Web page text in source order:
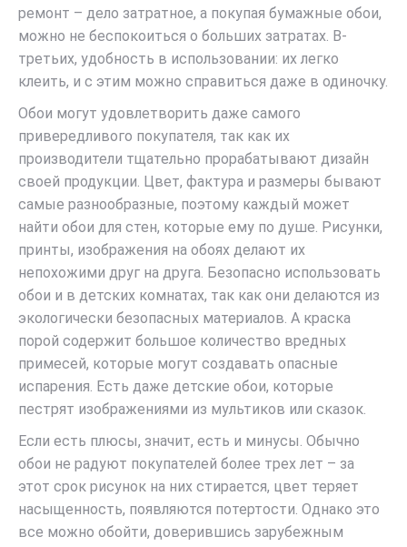
ремонт – дело затратное, а покупая бумажные обои,
можно не беспокоиться о больших затратах. В-
третьих, удобность в использовании: их легко
клеить, и с этим можно справиться даже в одиночку.
Обои могут удовлетворить даже самого
привередливого покупателя, так как их
производители тщательно прорабатывают дизайн
своей продукции. Цвет, фактура и размеры бывают
самые разнообразные, поэтому каждый может
найти обои для стен, которые ему по душе. Рисунки,
принты, изображения на обоях делают их
непохожими друг на друга. Безопасно использовать
обои и в детских комнатах, так как они делаются из
экологически безопасных материалов. А краска
порой содержит большое количество вредных
примесей, которые могут создавать опасные
испарения. Есть даже детские обои, которые
пестрят изображениями из мультиков или сказок.
Если есть плюсы, значит, есть и минусы. Обычно
обои не радуют покупателей более трех лет – за
этот срок рисунок на них стирается, цвет теряет
насыщенность, появляются потертости. Однако это
все можно обойти, доверившись зарубежным